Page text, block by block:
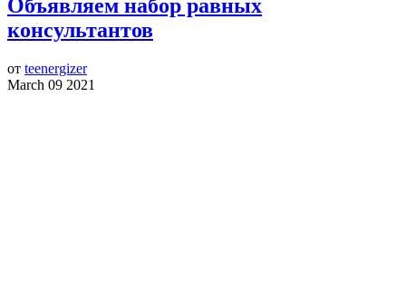
Объявляем набор равных
консультантов
от teenergizer
March 09 2021